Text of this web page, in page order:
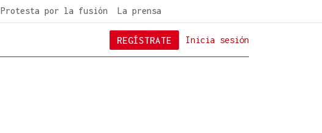
Protesta por la fusión La prensa
Inicia sesión
REGÍSTRATE